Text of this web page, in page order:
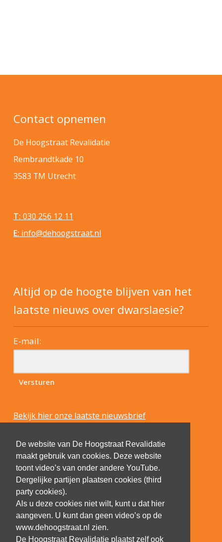
De website van De Hoogstraat Revalidatie
maakt gebruik van cookies. Deze website
toont video’s van onder andere YouTube.
Dergelijke partijen plaatsen cookies (third
party cookies).
Als u deze cookies niet wilt, kunt u dat hier
aangeven. U kunt dan geen video’s op de
www.dehoogstraat.nl zien.
De Hoogstraat Revalidatie plaatst zelf ook
Contact opnemen
De Hoogstraat Revalidatie
Rembrandtkade 10
3583 TM Utrecht
T: 030 256 12 11
E: info@dehoogstraat.nl
Altijd op de hoogte blijven van het
laatste nieuws over dwarslaesie?
E-mail:
Bekijk hier onze laatste nieuwsbrief